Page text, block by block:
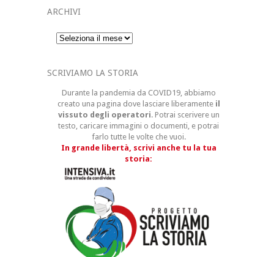
ARCHIVI
Archivi
SCRIVIAMO LA STORIA
Durante la pandemia da COVID19, abbiamo
creato una pagina dove lasciare liberamenteil
vissuto degli operatori. Potrai scerivere un
testo, caricare immagini o documenti, e potrai
farlo tutte le volte che vuoi.
In grande libertà, scrivi anche tu la tua
storia: